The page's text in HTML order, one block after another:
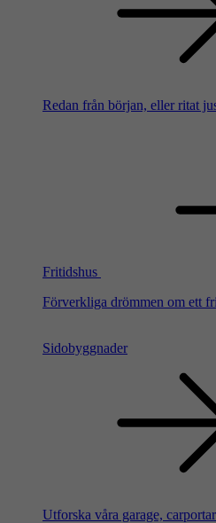
Redan från början, eller ritat
Fritidshus
Förverkliga drömmen om ett
Sidobyggnader
Utforska våra garage,